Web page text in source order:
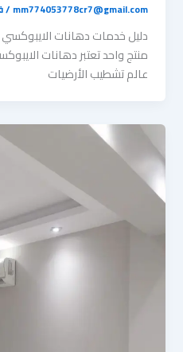
mm774053778cr7@gmail.com
/
دليل خدمات دهانات الايبوكسي
منتج واحد ​تعتبر دهانات
عالم تشطيب الأرضيات